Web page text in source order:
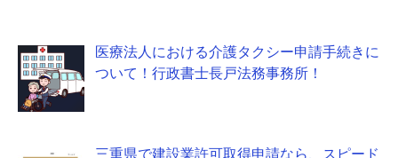
医療法人における介護タクシー申請手続きに
ついて！行政書士長戸法務事務所！
三重県で建設業許可取得申請なら、スピード